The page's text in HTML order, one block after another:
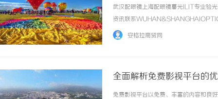
武汉配眼镜上海配眼镜暮光ILIT专业验
资讯联系
品牌，现于武汉与上海设有4家门店。
安格拉商贸网
全面解析免费影视平台的
免费影视平台以免费、丰富的内容和良